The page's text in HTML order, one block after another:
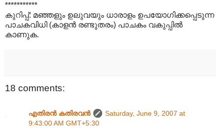
***********
കുറിപ്പ്: മഞ്ഞളും ഉലുവയും ധാരാളം ഉപയോഗിക്കപ്പെടുന്ന
പാചകവിധി (കാളന്‍ രണ്ടുതരം) പാചകം വകുപ്പില്‍
കാണുക.
18 comments:
എതിരന്‍ കതിരവന്‍
Saturday, June 9, 2007 at
9:43:00 AM GMT+5:30